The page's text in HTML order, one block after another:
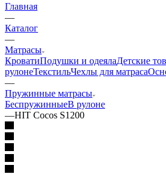
Главная
—
Каталог
—
Матрасы
КроватиПодушки и одеялаДетские
рулонеТекстильЧехлы для матраса
—
Пружинные матрасы
БеспружинныеВ рулоне
—HIT Cocos S1200